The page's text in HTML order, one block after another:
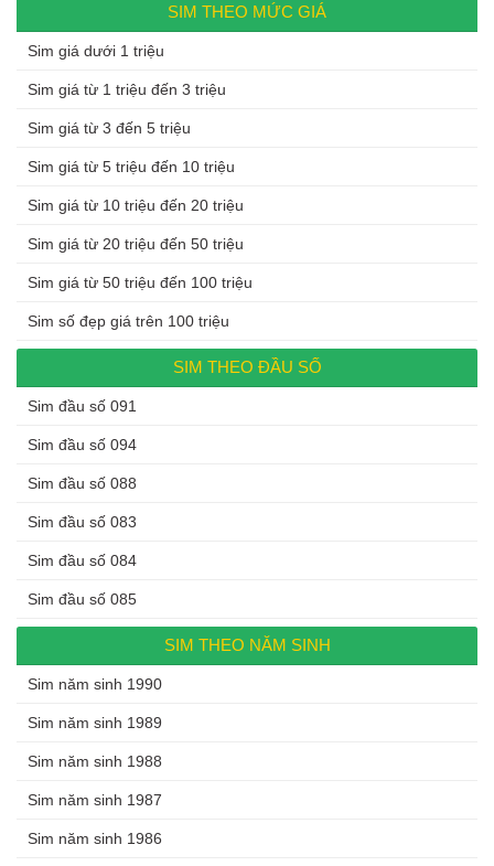
SIM THEO MỨC GIÁ
Sim giá dưới 1 triệu
Sim giá từ 1 triệu đến 3 triệu
Sim giá từ 3 đến 5 triệu
Sim giá từ 5 triệu đến 10 triệu
Sim giá từ 10 triệu đến 20 triệu
Sim giá từ 20 triệu đến 50 triệu
Sim giá từ 50 triệu đến 100 triệu
Sim số đẹp giá trên 100 triệu
SIM THEO ĐẦU SỐ
Sim đầu số 091
Sim đầu số 094
Sim đầu số 088
Sim đầu số 083
Sim đầu số 084
Sim đầu số 085
SIM THEO NĂM SINH
Sim năm sinh 1990
Sim năm sinh 1989
Sim năm sinh 1988
Sim năm sinh 1987
Sim năm sinh 1986